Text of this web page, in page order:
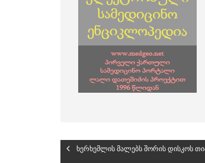
ხერხემლის მალებს შორის დისკოს